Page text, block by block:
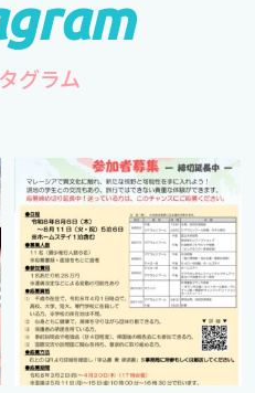
グラム
cts.international.friendship
4月 16